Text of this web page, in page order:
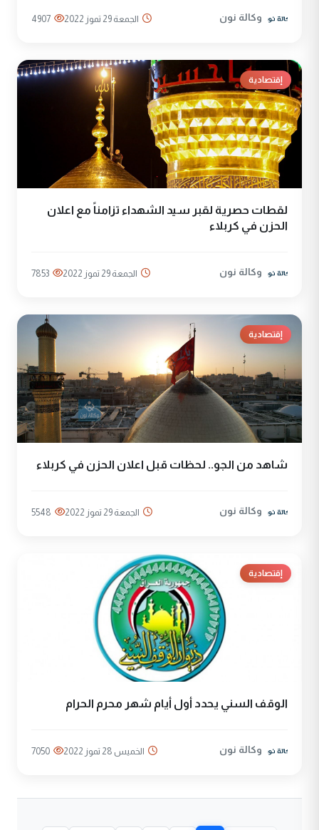
وكالة نون الجمعة 29 تموز 2022 4907
إقتصادية
لقطات حصرية لقبر سيد الشهداء تزامناً مع اعلان
الحزن في كربلاء
وكالة نون الجمعة 29 تموز 2022 7853
إقتصادية
شاهد من الجو.. لحظات قبل اعلان الحزن في كربلاء
وكالة نون الجمعة 29 تموز 2022 5548
إقتصادية
الوقف السني يحدد أول أيام شهر محرم الحرام
وكالة نون الخميس 28 تموز 2022 7050